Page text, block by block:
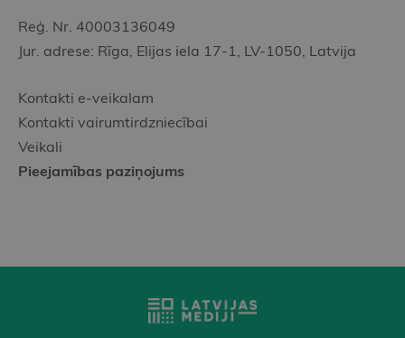
Reģ. Nr. 40003136049
Jur. adrese: Rīga, Elijas iela 17-1, LV-1050, Latvija
Kontakti e-veikalam
Kontakti vairumtirdzniecībai
Veikali
Pieejamības paziņojums